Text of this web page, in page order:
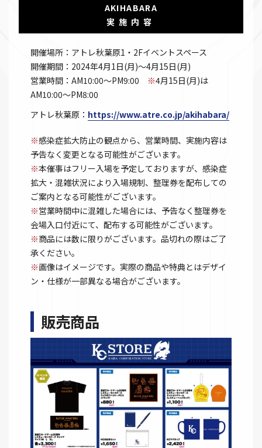
AKIHABARA
実施内容
開催場所：アトレ秋葉原1・2Fイベントスペース
開催期間：2024年4月1日(月)～4月15日(月)
営業時間：AM10:00～PM9:00 ※4月15日(月)は
AM10:00～PM8:00
アトレ秋葉原： https://www.atre.co.jp/akihabara/
※感染症拡大防止の観点から、営業時間、実施内容は
予告なく変更となる可能性がございます。
※本催事はフリー入場を予定しておりますが、感染症
拡大・混雑状況により入場規制、整理券を配布しての
ご案内となる可能性がございます。
※営業時間中に混雑した場合には、予告なく整理券を
会場入口付近にて、配布する可能性がございます。
※商品には数に限りがございます。品切れの際はご了
承ください。
※画像はイメージです。実際の商品や特典とはデザイ
ン・仕様が一部異なる場合がございます。
販売商品